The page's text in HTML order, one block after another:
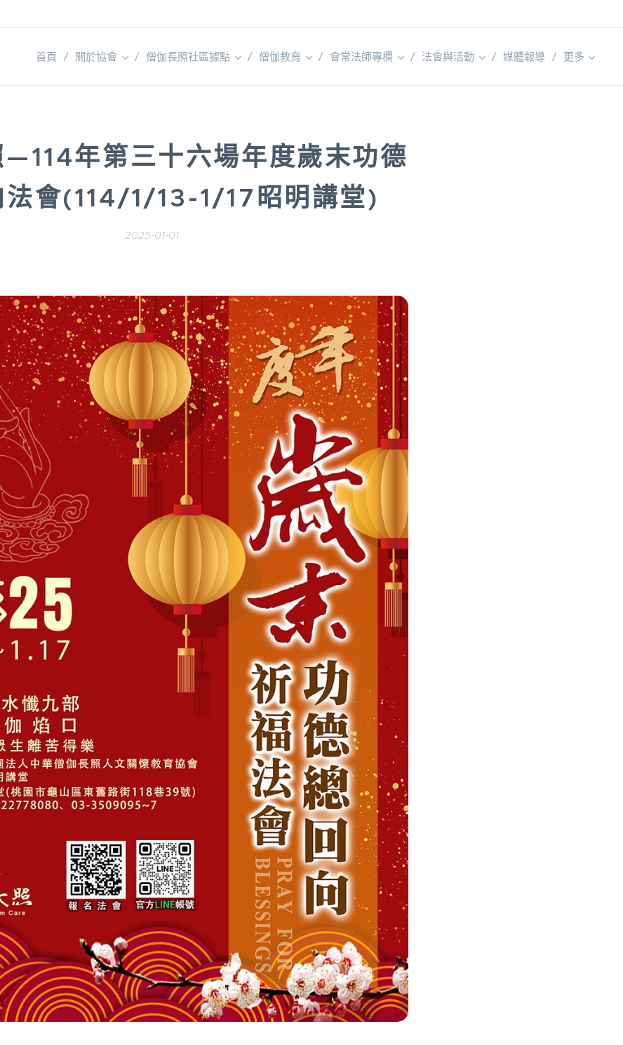
首頁 關於協會 僧伽長照社區據點 僧伽教育 會常法師專欄 法會與活動 媒體報導 更多
年第三十六場年度歲末功德
法會(114/1/13-1/17昭明講堂)
2025-01-01